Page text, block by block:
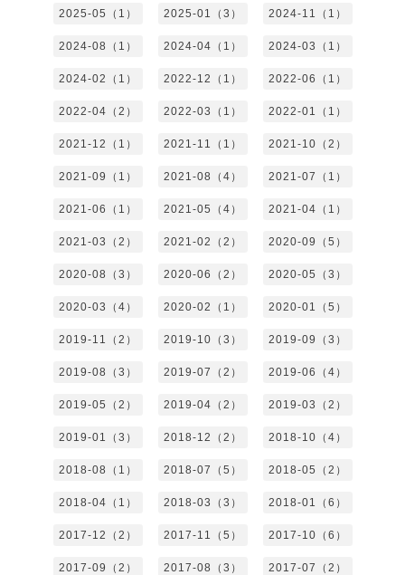
2025-05（1） 2025-01（3） 2024-11（1）
2024-08（1） 2024-04（1） 2024-03（1）
2024-02（1） 2022-12（1） 2022-06（1）
2022-04（2） 2022-03（1） 2022-01（1）
2021-12（1） 2021-11（1） 2021-10（2）
2021-09（1） 2021-08（4） 2021-07（1）
2021-06（1） 2021-05（4） 2021-04（1）
2021-03（2） 2021-02（2） 2020-09（5）
2020-08（3） 2020-06（2） 2020-05（3）
2020-03（4） 2020-02（1） 2020-01（5）
2019-11（2） 2019-10（3） 2019-09（3）
2019-08（3） 2019-07（2） 2019-06（4）
2019-05（2） 2019-04（2） 2019-03（2）
2019-01（3） 2018-12（2） 2018-10（4）
2018-08（1） 2018-07（5） 2018-05（2）
2018-04（1） 2018-03（3） 2018-01（6）
2017-12（2） 2017-11（5） 2017-10（6）
2017-09（2） 2017-08（3） 2017-07（2）